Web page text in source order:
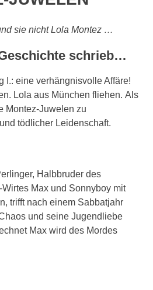
sie nicht Lola Montez …
schrieb…
I.: eine verhängnisvolle Affäre!
Lola aus München fliehen. Als
Montez-Juwelen zu
tödlicher Leidenschaft.
Halbbruder des
Max und Sonnyboy mit
trifft nach einem Sabbatjahr
und seine Jugendliebe
Max wird des Mordes